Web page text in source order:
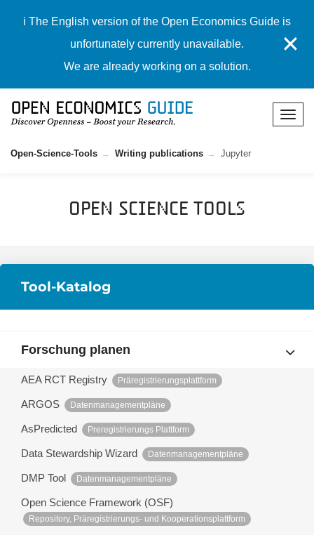
ℹ️ The English version of the Open Economics Guide is
unfortunately currently unavailable.
We are already working on a solution.
✕
Open-Science-Tools Writing publications Jupyter
Open Science Tools
Tool-Katalog
Forschung planen
AEA RCT Registry Präregistrierungsplattform
ARGOS Datenmanagementpläne
AsPredicted Preregistrierungs Plattform
Data Stewardship Wizard Datenmanagementpläne
DMP Tool Datenmanagementpläne
Open Science Framework (OSF)
Repository, Präregistrierungs- und Kooperationsplattform